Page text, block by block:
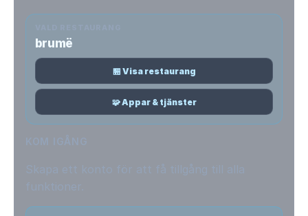
brumë
🏪 Visa restaurang
🧩 Appar & tjänster